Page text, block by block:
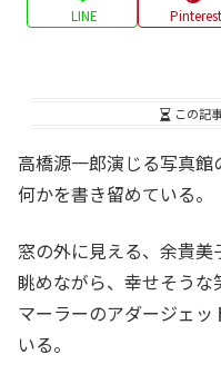
LINE Pinterest
この記
高橋源一郎演じる写真
何かを書き留めている。
窓の外に見える、余貴
眺めながら、幸せそう
マーラーのアダージェ
いる。